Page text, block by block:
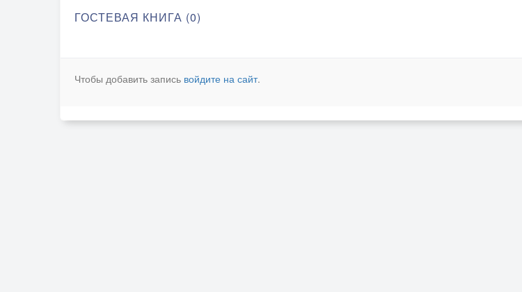
ГОСТЕВАЯ КНИГА (0)
Чтобы добавить запись войдите на сайт.